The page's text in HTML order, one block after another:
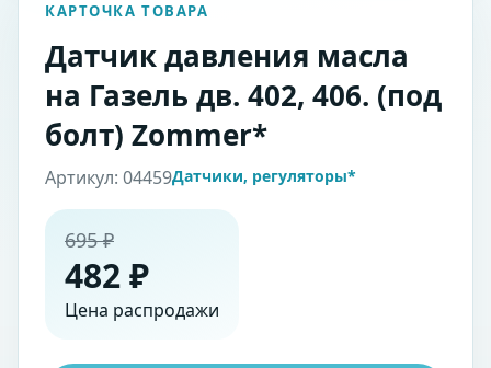
КАРТОЧКА ТОВАРА
Датчик давления масла
на Газель дв. 402, 406. (под
болт) Zommer*
Артикул: 04459Датчики, регуляторы*
695 ₽
482 ₽
Цена распродажи